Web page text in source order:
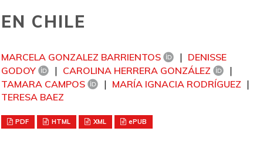
EN CHILE
MARCELA GONZALEZ BARRIENTOS
DENISSE
GODOY
CAROLINA HERRERA GONZÁLEZ
TAMARA CAMPOS
MARÍA IGNACIA RODRÍGUEZ
TERESA BAEZ
PDF HTML XML ePUB